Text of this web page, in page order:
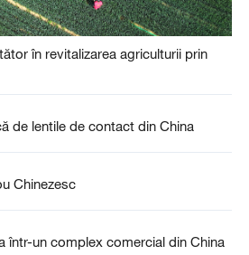
în revitalizarea agriculturii prin
de lentile de contact din China
Chinezesc
într-un complex comercial din China